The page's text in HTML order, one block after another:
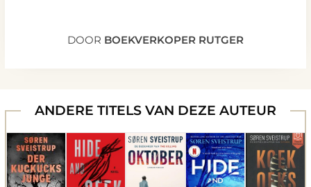
DOOR BOEKVERKOPER RUTGER
ANDERE TITELS VAN DEZE AUTEUR